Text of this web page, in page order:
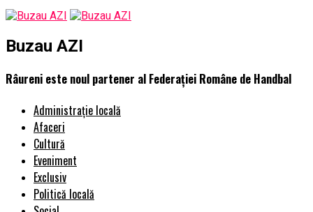
Buzau AZI
Râureni este noul partener al Federației Române de Handbal
Administrație locală
Afaceri
Cultură
Eveniment
Exclusiv
Politică locală